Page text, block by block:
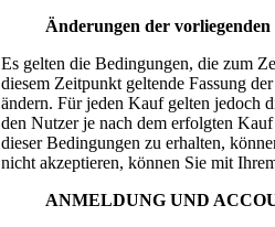
Änderungen der vorliegenden
Es gelten die Bedingungen, die zum
diesem Zeitpunkt geltende Fassung
ändern. Für jeden Kauf gelten jedoch
den Nutzer je nach dem erfolgten
dieser Bedingungen zu erhalten,
nicht akzeptieren, können Sie mit
ANMELDUNG UND